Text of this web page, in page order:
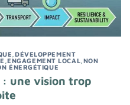
,DÉVELOPPEMENT
,ENGAGEMENT LOCAL NON
ÉNERGÉTIQUE
une vision trop